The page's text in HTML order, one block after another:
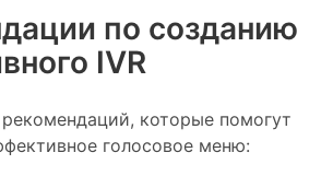
по созданию
IVR
которые помогут
голосовое меню: